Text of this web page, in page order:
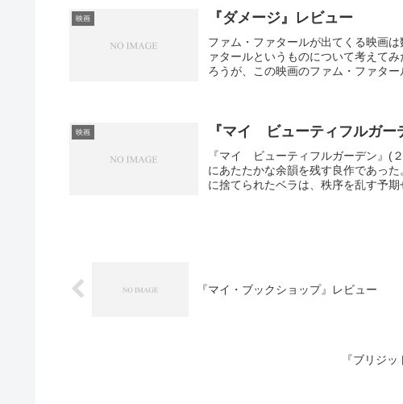
映画 『ダメージ』レビュー
ファム・ファタールが出てくる映画
ァタールというものについて考えて
ろうが、この映画のファム・ファタ
映画 『マイ ビューティフルガー
『マイ ビューティフルガーデン』(
にあたたかな余韻を残す良作であっ
に捨てられたベラは、秩序を乱す予
『マイ・ブックショップ』レビュー
『ブリジ